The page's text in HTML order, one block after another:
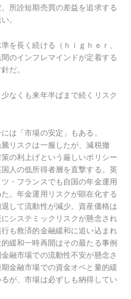
所詮短期売買の差益を追求する
。
を長く続ける（ｈｉｇｈｅｒ、
のインフレマインドが定着する
だ。
なくも来年半ばまで続くリスク
は「市場の安定」もある。
リスクは一服したが、減税撤
の利上げという厳しいポリシー
人の低所得者層を直撃する。英
・フランスでも自国の年金運用
。年金運用リスクが顕在化する
して流動性が減少。資産価格は
システミックリスクが懸念され
も救済的金融緩和に追い込まれ
緩和一時再開はその最たる事例
融市場での流動性不安が懸念さ
金融市場での資金オペと量的緩
が、市場は必ずしも納得してい